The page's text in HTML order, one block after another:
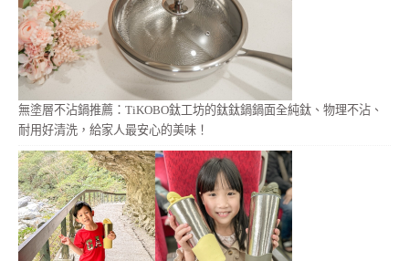
無塗層不沾鍋推薦：TiKOBO鈦工坊的鈦鈦鍋鍋面全純鈦、物理不沾、
耐用好清洗，給家人最安心的美味！